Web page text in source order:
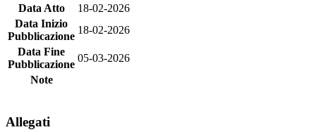
Data Atto
18-02-2026
Data Inizio
Pubblicazione
18-02-2026
Data Fine
Pubblicazione
05-03-2026
Note
Allegati